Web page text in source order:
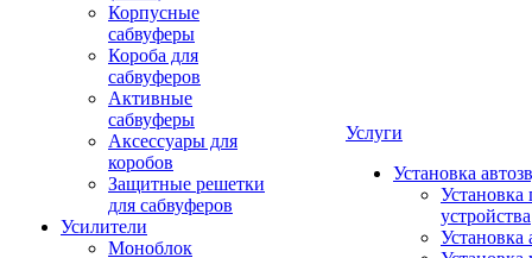
Корпусные
сабвуферы
Короба для
сабвуферов
Активные
сабвуферы
Аксессуары для
коробов
Защитные решетки
для сабвуферов
Усилители
Моноблок
Услуги
Установка
Установка
устройства
Установка